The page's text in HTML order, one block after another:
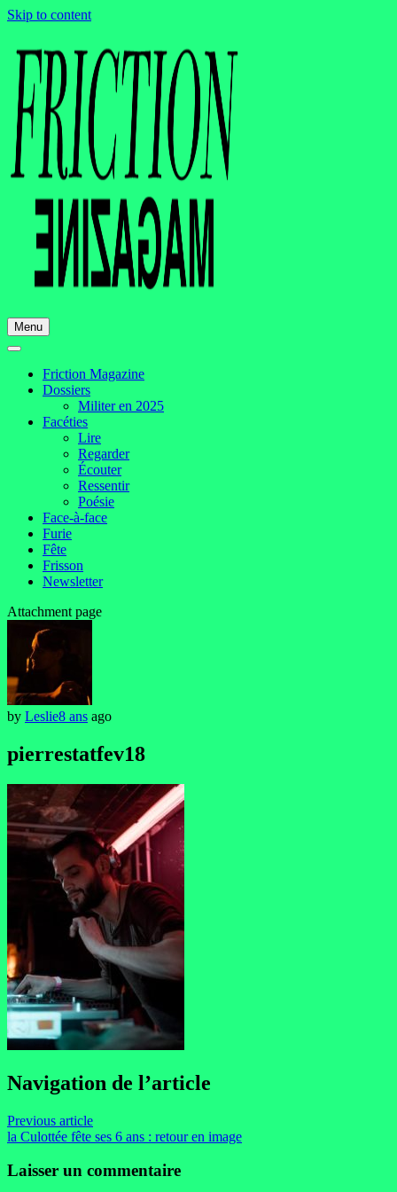
Skip to content
Menu
Friction Magazine
Dossiers
Militer en 2025
Facéties
Lire
Regarder
Écouter
Ressentir
Poésie
Face-à-face
Furie
Fête
Frisson
Newsletter
Attachment page
by Leslie8 ans ago
pierrestatfev18
Navigation de l’article
Previous article
la Culottée fête ses 6 ans : retour en image
Laisser un commentaire